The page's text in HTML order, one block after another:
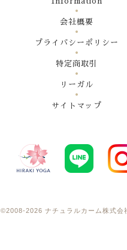
会社概要
プライバシーポリシー
特定商取引
リーガル
サイトマップ
©2008-2026 ナチュラルカーム株式会